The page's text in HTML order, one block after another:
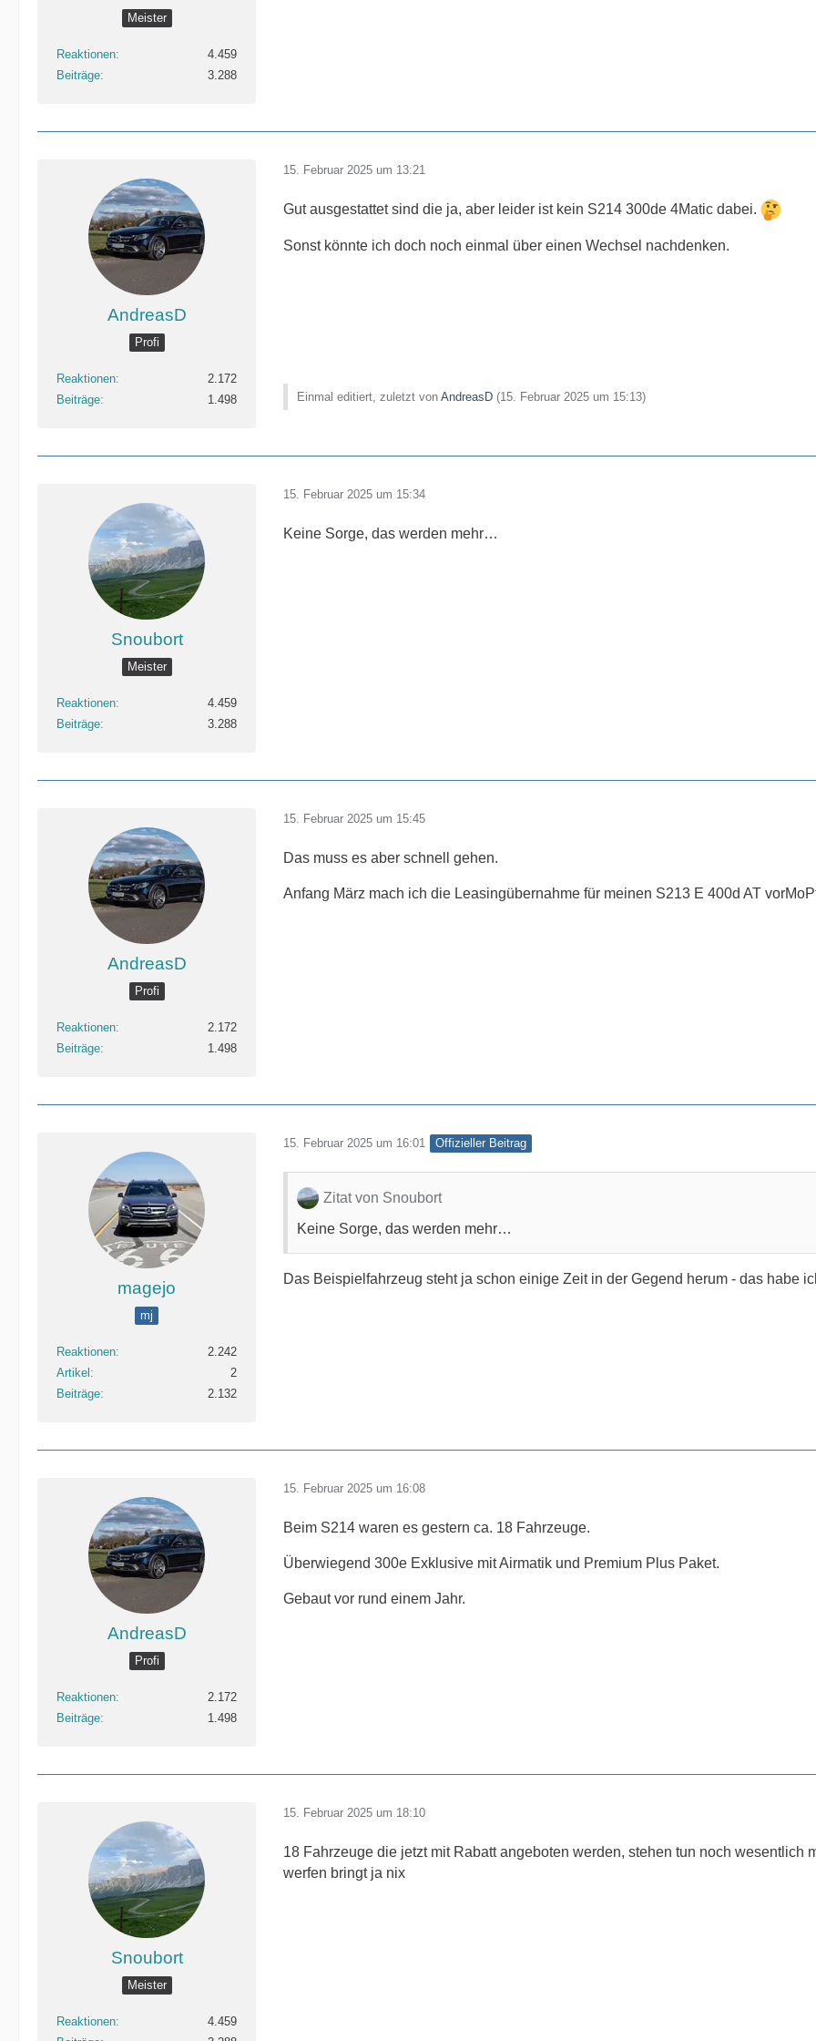
Meister
Reaktionen
4.459
Beiträge
3.288
AndreasD
Profi
Reaktionen
2.172
Beiträge
1.498
15. Februar 2025 um 13:21
Gut ausgestattet sind die ja, aber leider ist kein S214 300de 4Matic dabei.
Sonst könnte ich doch noch einmal über einen Wechsel nachdenken.
Einmal editiert, zuletzt von AndreasD (15. Februar 2025 um 15:13)
Snoubort
Meister
Reaktionen
4.459
Beiträge
3.288
15. Februar 2025 um 15:34
Keine Sorge, das werden mehr…
AndreasD
Profi
Reaktionen
2.172
Beiträge
1.498
15. Februar 2025 um 15:45
Das muss es aber schnell gehen.
Anfang März mach ich die Leasingübernahme für meinen S213 E 400d AT
magejo
mj
Reaktionen
2.242
Artikel
2
Beiträge
2.132
15. Februar 2025 um 16:01 Offizieller Beitrag
Zitat von Snoubort
Keine Sorge, das werden mehr…
Das Beispielfahrzeug steht ja schon einige Zeit in der Gegend herum - das habe
AndreasD
Profi
Reaktionen
2.172
Beiträge
1.498
15. Februar 2025 um 16:08
Beim S214 waren es gestern ca. 18 Fahrzeuge.
Überwiegend 300e Exklusive mit Airmatik und Premium Plus Paket.
Gebaut vor rund einem Jahr.
Snoubort
Meister
Reaktionen
4.459
15. Februar 2025 um 18:10
18 Fahrzeuge die jetzt mit Rabatt angeboten werden, stehen tun noch wesentlich
werfen bringt ja nix